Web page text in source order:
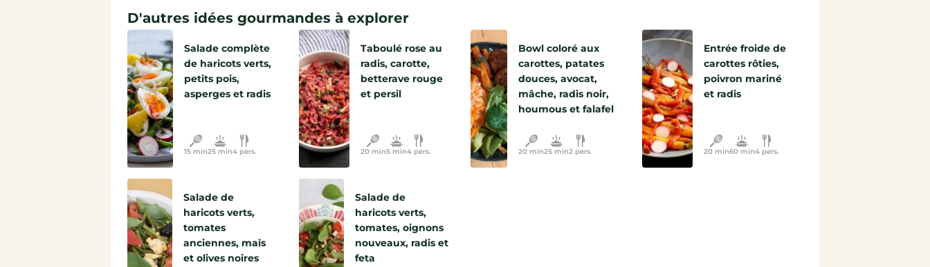
D'autres idées gourmandes à explorer
Salade complète
de haricots verts,
petits pois,
asperges et radis
15 min25 min4 pers.
Taboulé rose au
radis, carotte,
betterave rouge
et persil
20 min5 min4 pers.
Bowl coloré aux
carottes, patates
douces, avocat,
mâche, radis noir,
houmous et falafel
20 min25 min2 pers.
Entrée froide de
carottes rôties,
poivron mariné
et radis
20 min60 min4 pers.
Salade de
haricots verts,
tomates
anciennes, maïs
et olives noires
Salade de
haricots verts,
tomates, oignons
nouveaux, radis et
feta